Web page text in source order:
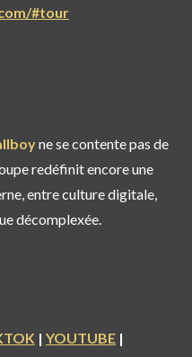
#tour
ne se contente pas de
redéfinit encore une
entre culture digitale,
décomplexée.
| YOUTUBE |